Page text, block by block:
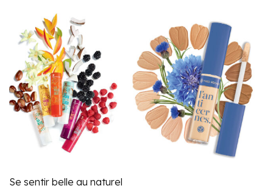
Se sentir belle au naturel